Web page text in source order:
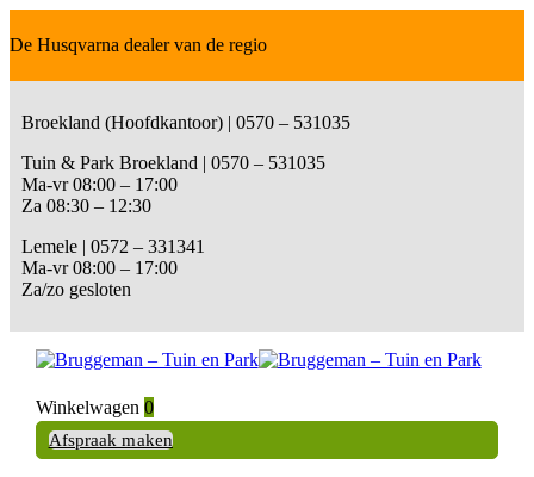
De Husqvarna dealer van de regio
Broekland (Hoofdkantoor) | 0570 – 531035
Tuin & Park Broekland | 0570 – 531035
Ma-vr 08:00 – 17:00
Za 08:30 – 12:30
Lemele | 0572 – 331341
Ma-vr 08:00 – 17:00
Za/zo gesloten
Winkelwagen 0
Afspraak maken